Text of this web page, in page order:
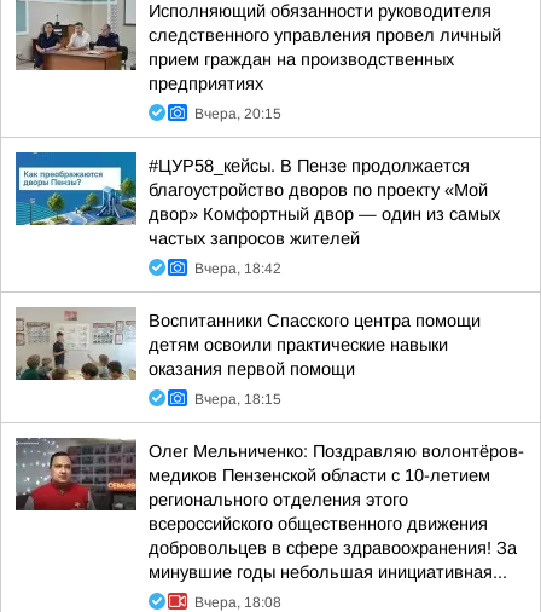
Исполняющий обязанности руководителя
следственного управления провел личный
прием граждан на производственных
предприятиях
Вчера, 20:15
#ЦУР58_кейсы. В Пензе продолжается
благоустройство дворов по проекту «Мой
двор» Комфортный двор — один из самых
частых запросов жителей
Вчера, 18:42
Воспитанники Спасского центра помощи
детям освоили практические навыки
оказания первой помощи
Вчера, 18:15
Олег Мельниченко: Поздравляю волонтёров-
медиков Пензенской области с 10-летием
регионального отделения этого
всероссийского общественного движения
добровольцев в сфере здравоохранения! За
минувшие годы небольшая инициативная...
Вчера, 18:08